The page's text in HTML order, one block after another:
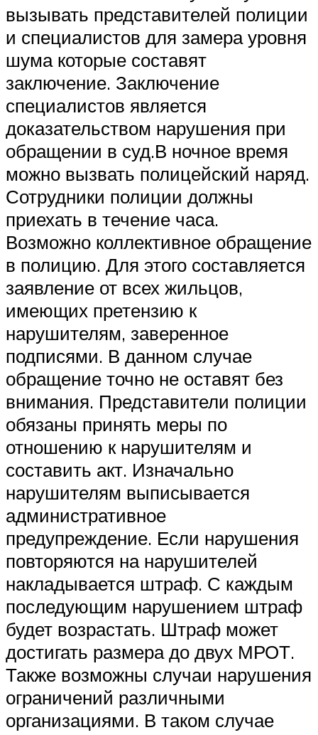
вызывать представителей полиции
и специалистов для замера уровня
шума которые составят
заключение. Заключение
специалистов является
доказательством нарушения при
обращении в суд.В ночное время
можно вызвать полицейский наряд.
Сотрудники полиции должны
приехать в течение часа.
Возможно коллективное обращение
в полицию. Для этого составляется
заявление от всех жильцов,
имеющих претензию к
нарушителям, заверенное
подписями. В данном случае
обращение точно не оставят без
внимания. Представители полиции
обязаны принять меры по
отношению к нарушителям и
составить акт. Изначально
нарушителям выписывается
административное
предупреждение. Если нарушения
повторяются на нарушителей
накладывается штраф. С каждым
последующим нарушением штраф
будет возрастать. Штраф может
достигать размера до двух МРОТ.
Также возможны случаи нарушения
ограничений различными
организациями. В таком случае